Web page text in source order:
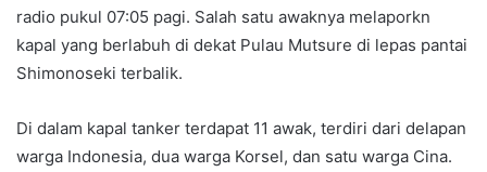
radio pukul 07:05 pagi. Salah satu awaknya melaporkn
kapal yang berlabuh di dekat Pulau Mutsure di lepas pantai
Shimonoseki terbalik.
Di dalam kapal tanker terdapat 11 awak, terdiri dari delapan
warga Indonesia, dua warga Korsel, dan satu warga Cina.